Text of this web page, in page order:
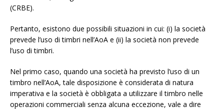
(CRBE).
Pertanto, esistono due possibili situazioni in cui: (i) la società
prevede l’uso di timbri nell’AoA e (ii) la società non prevede
l’uso di timbri.
Nel primo caso, quando una società ha previsto l’uso di un
timbro nell’AoA, tale disposizione è considerata di natura
imperativa e la società è obbligata a utilizzare il timbro nelle
operazioni commerciali senza alcuna eccezione, vale a dire